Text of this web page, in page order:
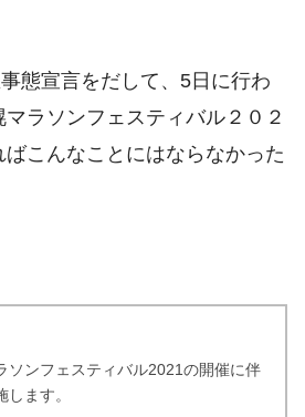
態宣言をだして、5日に行わ
マラソンフェスティバル２０２
ばこんなことにはならなかった
ソンフェスティバル2021の開催に伴
ます。